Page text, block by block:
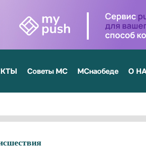
Советы МС МСнаобеде О